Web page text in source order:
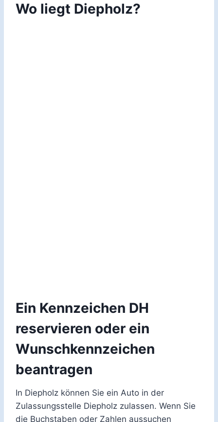
Wo liegt Diepholz?
Ein Kennzeichen DH
reservieren oder ein
Wunschkennzeichen
beantragen
In Diepholz können Sie ein Auto in der
Zulassungsstelle Diepholz zulassen. Wenn Sie
die Buchstaben oder Zahlen aussuchen